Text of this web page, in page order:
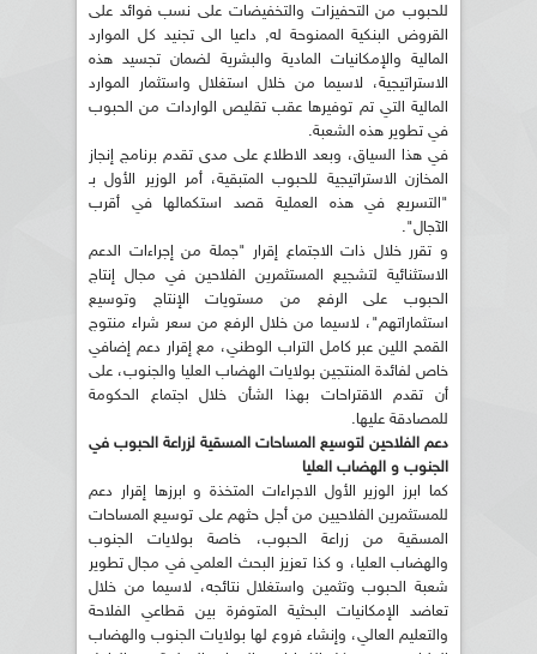
للحبوب من التحفيزات والتخفيضات على نسب فوائد على
القروض البنكية الممنوحة له, داعيا الى تجنيد كل الموارد
المالية والإمكانيات المادية والبشرية لضمان تجسيد هذه
الاستراتيجية، لاسيما من خلال استغلال واستثمار الموارد
المالية التي تم توفيرها عقب تقليص الواردات من الحبوب
في تطوير هذه الشعبة.
في هذا السياق، وبعد الاطلاع على مدى تقدم برنامج إنجاز
المخازن الاستراتيجية للحبوب المتبقية، أمر الوزير الأول بـ
"التسريع في هذه العملية قصد استكمالها في أقرب
الآجال".
و تقرر خلال ذات الاجتماع إقرار "جملة من إجراءات الدعم
الاستثنائية لتشجيع المستثمرين الفلاحين في مجال إنتاج
الحبوب على الرفع من مستويات الإنتاج وتوسيع
استثماراتهم"، لاسيما من خلال الرفع من سعر شراء منتوج
القمح اللين عبر كامل التراب الوطني، مع إقرار دعم إضافي
خاص لفائدة المنتجين بولايات الهضاب العليا والجنوب، على
أن تقدم الاقتراحات بهذا الشأن خلال اجتماع الحكومة
للمصادقة عليها.
دعم الفلاحين لتوسيع المساحات المسقية لزراعة الحبوب في
الجنوب و الهضاب العليا
كما ابرز الوزير الأول الاجراءات المتخذة و ابرزها إقرار دعم
للمستثمرين الفلاحيين من أجل حثهم على توسيع المساحات
المسقية من زراعة الحبوب، خاصة بولايات الجنوب
والهضاب العليا، و كذا تعزيز البحث العلمي في مجال تطوير
شعبة الحبوب وتثمين واستغلال نتائجه، لاسيما من خلال
تعاضد الإمكانيات البحثية المتوفرة بين قطاعي الفلاحة
والتعليم العالي، وإنشاء فروع لها بولايات الجنوب والهضاب